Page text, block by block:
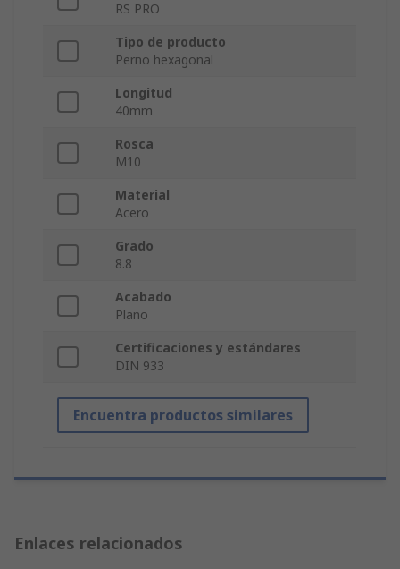
RS PRO
Tipo de producto
Perno hexagonal
Longitud
40mm
Rosca
M10
Material
Acero
Grado
8.8
Acabado
Plano
Certificaciones y estándares
DIN 933
Encuentra productos similares
Enlaces relacionados